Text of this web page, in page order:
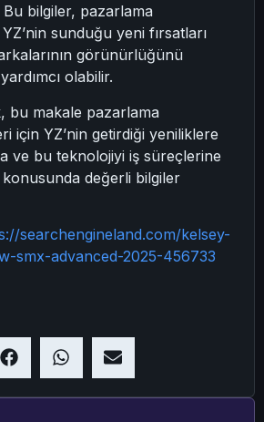
bilgiler, pazarlama
sunduğu yeni fırsatları
görünürlüğünü
olabilir.
bu makale pazarlama
için YZ’nin getirdiği yeniliklere
ve bu teknolojiyi iş süreçlerine
değerli bilgiler
searchengineland.com/kelsey-
smx-advanced-2025-456733